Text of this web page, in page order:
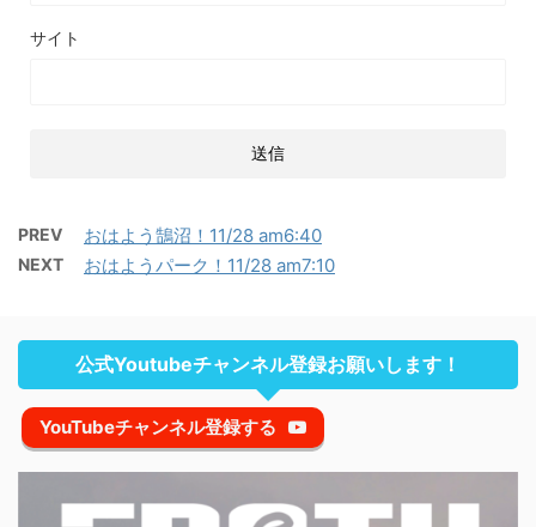
サイト
PREV おはよう鵠沼！11/28 am6:40
NEXT おはようパーク！11/28 am7:10
公式Youtubeチャンネル登録お願いします！
YouTubeチャンネル登録する